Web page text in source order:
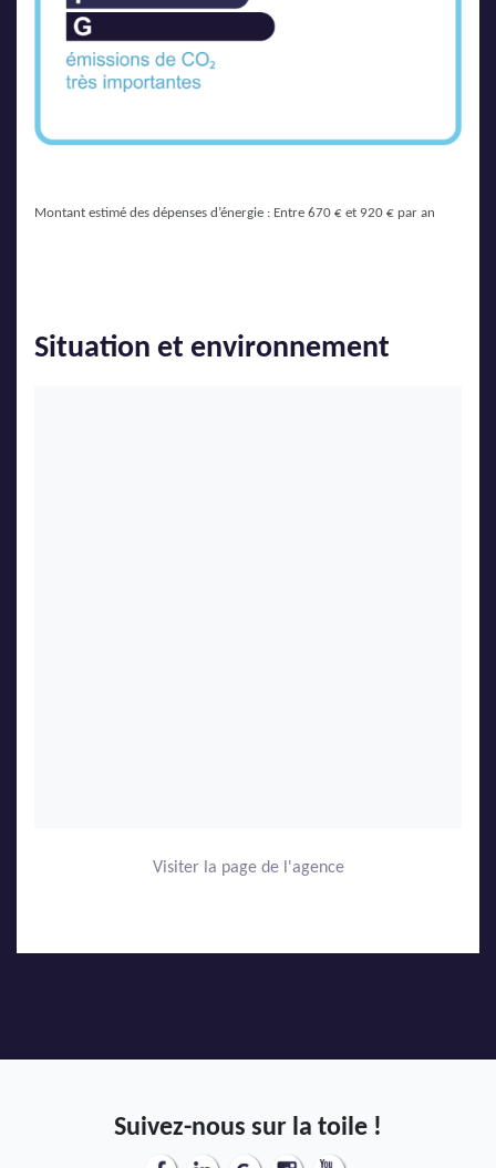
Montant estimé des dépenses d’énergie : Entre 670 € et 920 € par an
Situation et environnement
Visiter la page de l'agence
Suivez-nous sur la toile !